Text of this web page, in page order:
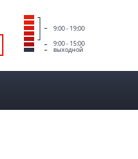
9:00 - 19:00
9:00 - 15:00
выходной